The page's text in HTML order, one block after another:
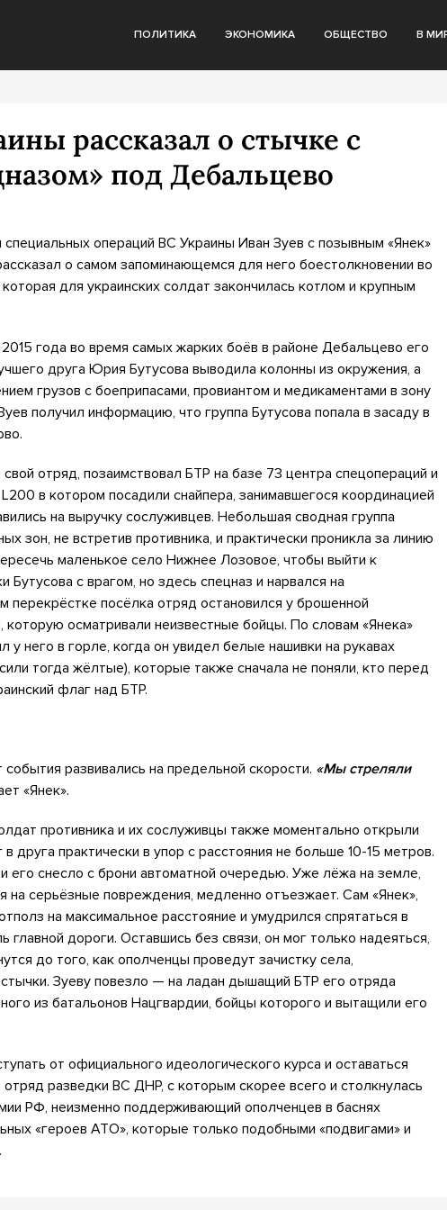
ПОЛИТИКА ЭКОНОМИКА ОБЩЕСТВО В
рассказал о стычке с
под Дебальцево
операций ВС Украины Иван Зуев с позывным «Янек»
о самом запоминающемся для него боестолкновении во
для украинских солдат закончилась котлом и крупным
года во время самых жарких боёв в районе Дебальцево его
друга Юрия Бутусова выводила колонны из окружения, а
грузов с боеприпасами, провиантом и медикаментами в зону
получил информацию, что группа Бутусова попала в засаду в
отряд, позаимствовал БТР на базе 73 центра спецопераций и
в котором посадили снайпера, занимавшегося координацией
на выручку сослуживцев. Небольшая сводная группа
зон, не встретив противника, и практически проникла за линию
маленькое село Нижнее Лозовое, чтобы выйти к
с врагом, но здесь спецназ и нарвался на
перекрёстке посёлка отряд остановился у брошенной
которую осматривали неизвестные бойцы. По словам «Янека»
у него в горле, когда он увидел белые нашивки на рукавах
тогда жёлтые), которые также сначала не поняли, кто перед
флаг над БТР.
развивались на предельной скорости. «Мы стреляли
«Янек».
противника и их сослуживцы также моментально открыли
друга практически в упор с расстояния не больше 10-15 метров.
его снесло с брони автоматной очередью. Уже лёжа на земле,
на серьёзные повреждения, медленно отъезжает. Сам «Янек»,
на максимальное расстояние и умудрился спрятаться в
дороги. Оставшись без связи, он мог только надеяться,
до того, как ополченцы проведут зачистку села,
Зуеву повезло — на ладан дышащий БТР его отряда
из батальонов Нацгвардии, бойцы которого и вытащили его
от официального идеологического курса и оставаться
разведки ВС ДНР, с которым скорее всего и столкнулась
РФ, неизменно поддерживающий ополченцев в баснях
«героев АТО», которые только подобными «подвигами» и